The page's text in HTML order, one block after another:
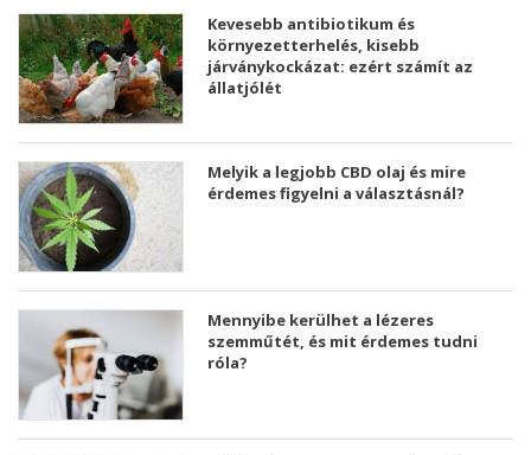
Kevesebb antibiotikum és
környezetterhelés, kisebb
járványkockázat: ezért számít az
állatjólét
Melyik a legjobb CBD olaj és mire
érdemes figyelni a választásnál?
Mennyibe kerülhet a lézeres
szemműtét, és mit érdemes tudni
róla?